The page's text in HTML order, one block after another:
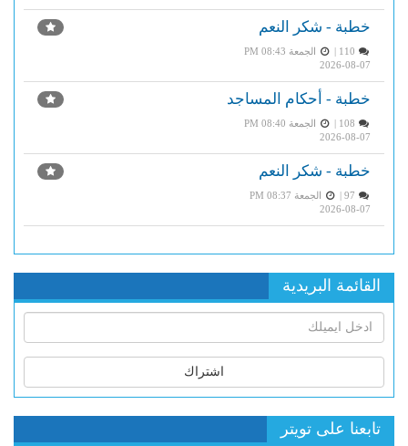
خطبة - شكر النعم
الجمعة PM 08:43
2026-08-07
خطبة - أحكام المساجد
الجمعة PM 08:40
2026-08-07
خطبة - شكر النعم
الجمعة PM 08:37
2026-08-07
القائمة البريدية
اشتراك
تابعنا على تويتر